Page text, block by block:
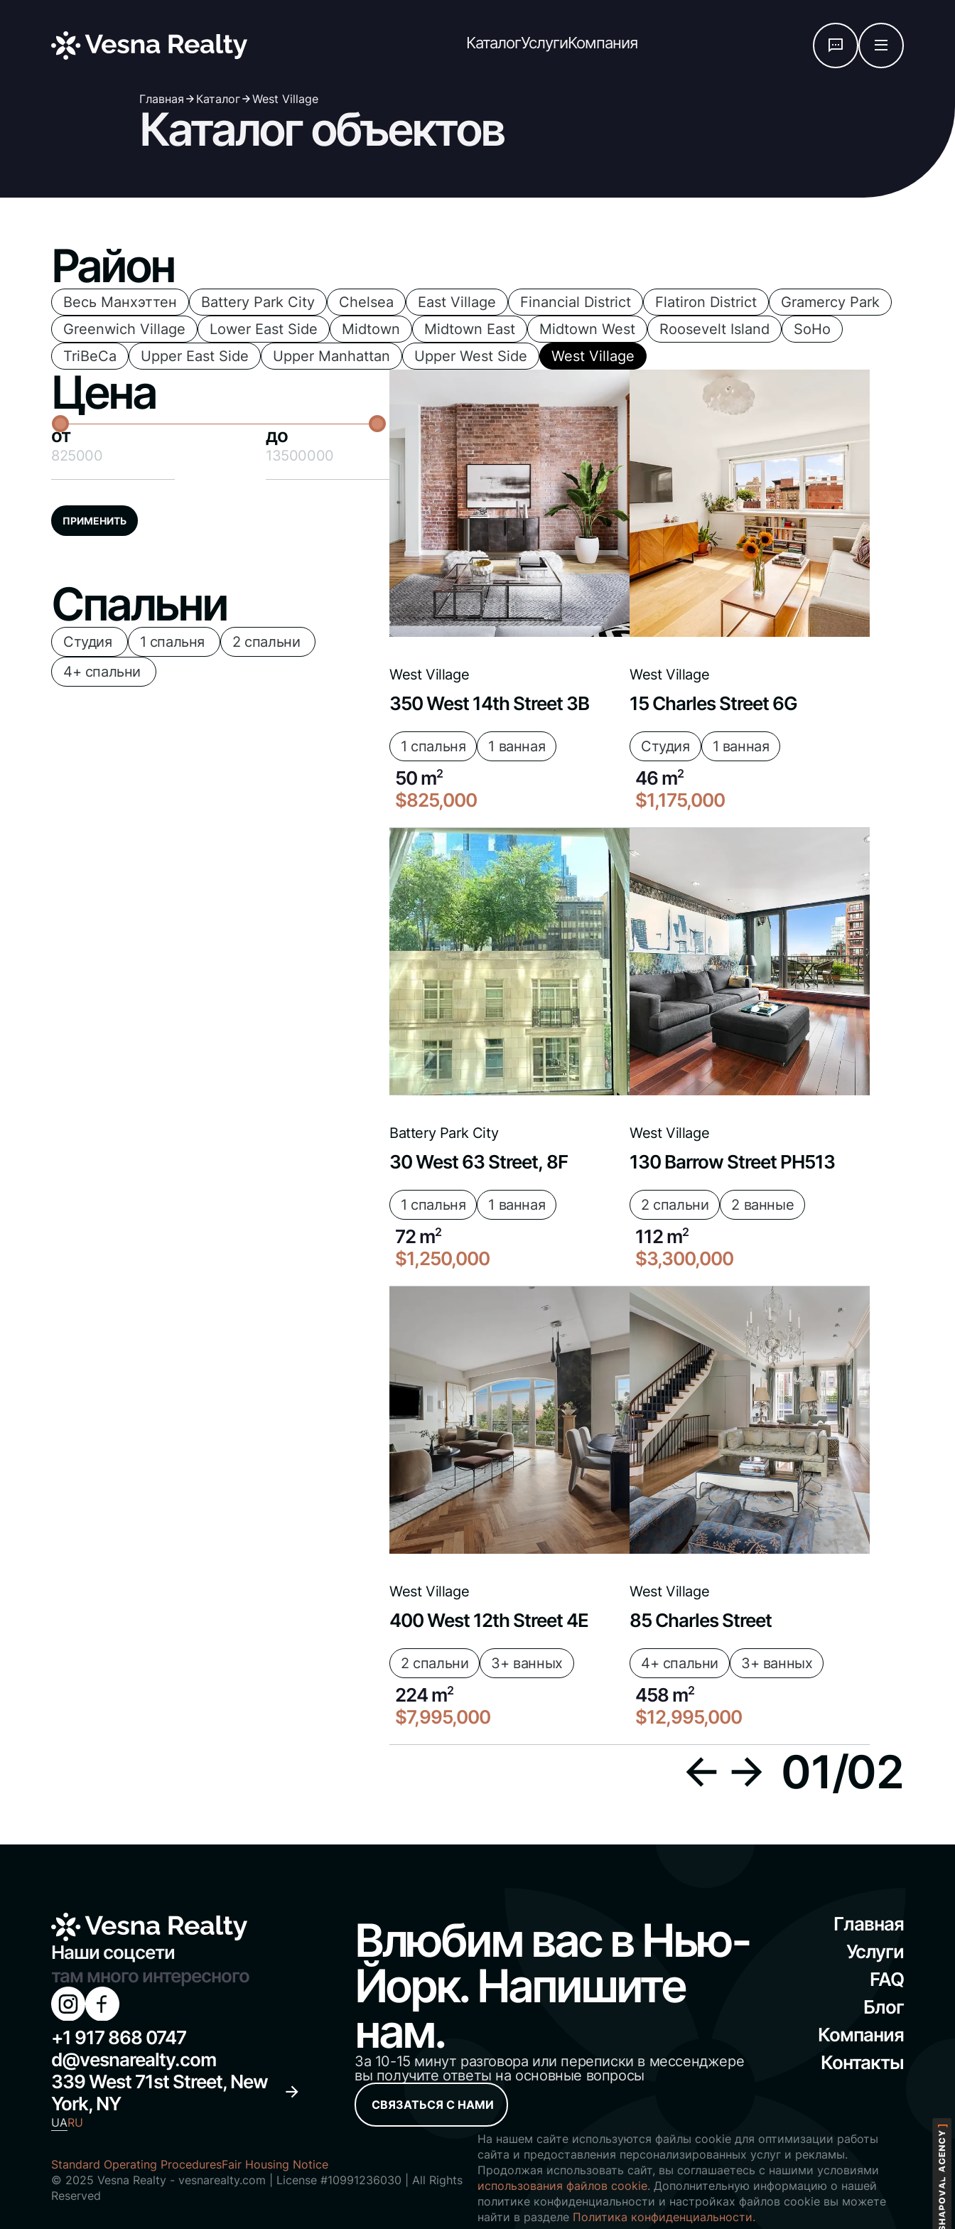
КаталогУслугиКомпания
Главная Каталог West Village
Каталог объектов
Район
Весь Манхэттен Battery Park City Chelsea East Village Financial District Flatiron District
Gramercy Park
Greenwich Village
Lower East Side Midtown Midtown East Midtown West Roosevelt Island
SoHo
TriBeCa
Upper East Side Upper Manhattan Upper West Side West Village
Цена
от до
ПРИМЕНИТЬ
Спальни
1 спальня
2 спальни
4+ спальни
Студия
West Village
350 West 14th Street 3B
1 спальня 1 ванная
50 m2
$825,000
West Village
15 Charles Street 6G
Студия 1 ванная
46 m2
$1,175,000
Battery Park City
30 West 63 Street, 8F
1 спальня 1 ванная
72 m2
$1,250,000
West Village
130 Barrow Street PH513
2 спальни 2 ванные
112 m2
$3,300,000
West Village
400 West 12th Street 4E
2 спальни 3+ ванных
224 m2
$7,995,000
West Village
85 Charles Street
4+ спальни 3+ ванных
458 m2
$12,995,000
01/02
Наши соцсети
там много интересного
+1 917 868 0747
d@vesnarealty.com
339 West 71st Street, New
York, NY
UARU
Влюбим вас в Нью-
Йорк. Напишите
нам.
За 10-15 минут разговора или переписки в мессенджере
вы получите ответы на основные вопросы
СВЯЗАТЬСЯ С НАМИ
Главная
Услуги
FAQ
Блог
Компания
Контакты
Standard Operating ProceduresFair Housing Notice
© 2025 Vesna Realty - vesnarealty.com | License #10991236030 | All Rights
Reserved
На нашем сайте используются файлы cookie для оптимизации работы
сайта и предоставления персонализированных услуг и рекламы.
Продолжая использовать сайт, вы соглашаетесь с нашими условиями
использования файлов cookie. Дополнительную информацию о нашей
политике конфиденциальности и настройках файлов cookie вы можете
найти в разделе Политика конфиденциальности.
Согласие на использование файлов
cookie
Мы используем файлы cookie на нашем сайте, чтобы предоставить вам наиболее релевантный опыт, запоминая ваши
предпочтения и повторные посещения. Нажимая «Принять», вы соглашаетесь на использование ВСЕХ файлов cookie.
Принять Отклонить